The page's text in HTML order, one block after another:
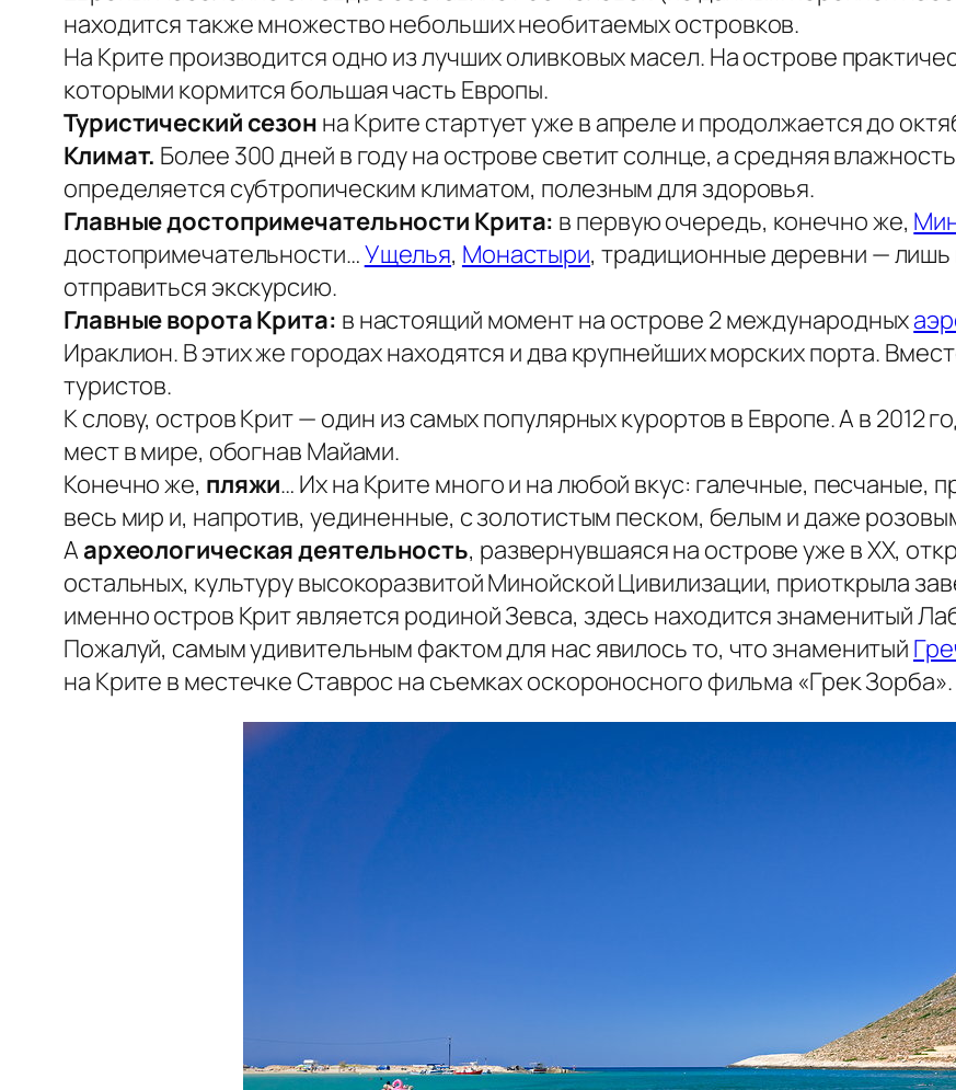
находится также множество небольших необитаемых островков.
На Крите производится одно из лучших оливковых масел. На острове
которыми кормится большая часть Европы.
Туристический сезон на Крите стартует уже в апреле и продолжается до
Климат. Более 300 дней в году на острове светит солнце, а средняя
определяется субтропическим климатом, полезным для здоровья.
Главные достопримечательности Крита: в первую очередь, конечно же,
достопримечательности…Ущелья, Монастыри, традиционные деревни —
отправиться экскурсию.
Главные ворота Крита: в настоящий момент на острове 2 международных
Ираклион. В этих же городах находятся и два крупнейших морских порта.
туристов.
К слову, остров Крит — один из самых популярных курортов в Европе. А в 2012
мест в мире, обогнав Майами.
Конечно же, пляжи… Их на Крите много и на любой вкус: галечные, песчаные,
весь мир и, напротив, уединенные, с золотистым песком, белым и даже
Аархеологическая деятельность, развернувшаяся на острове уже в XX,
остальных, культуру высокоразвитой Минойской Цивилизации, приоткрыла
именно остров Крит является родиной Зевса, здесь находится знаменитый
Пожалуй, самым удивительным фактом для нас явилось то, что знаменитый
на Крите в местечке Ставрос на съемках оскороносного фильма «Грек Зорба».